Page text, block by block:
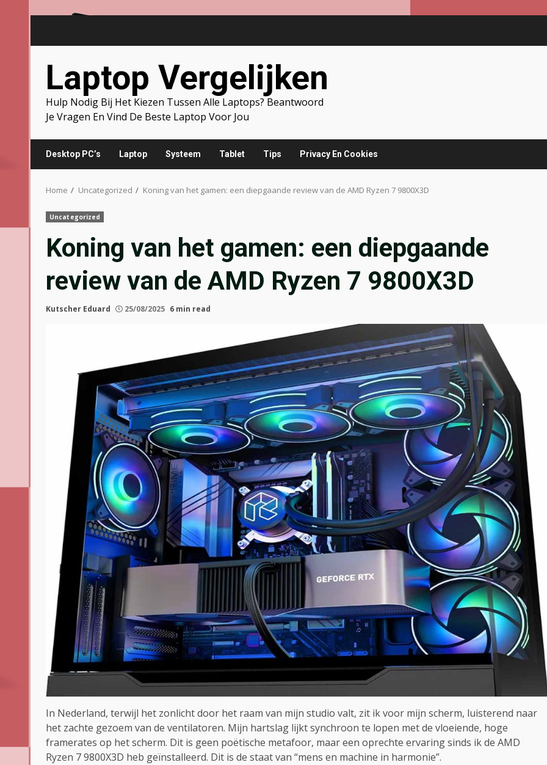
Laptop Vergelijken
Hulp Nodig Bij Het Kiezen Tussen Alle Laptops? Beantwoord
Je Vragen En Vind De Beste Laptop Voor Jou
Desktop PC’s Laptop Systeem Tablet Tips Privacy En Cookies
Home Uncategorized Koning van het gamen: een diepgaande review van de AMD Ryzen 7 9800X3D
Uncategorized
Koning van het gamen: een diepgaande
review van de AMD Ryzen 7 9800X3D
Kutscher Eduard 25/08/2025 6 min read
In Nederland, terwijl het zonlicht door het raam van mijn studio valt, zit ik voor mijn scherm, luisterend naar
het zachte gezoem van de ventilatoren. Mijn hartslag lijkt synchroon te lopen met de vloeiende, hoge
framerates op het scherm. Dit is geen poëtische metafoor, maar een oprechte ervaring sinds ik de AMD
Ryzen 7 9800X3D heb geïnstalleerd. Dit is de staat van “mens en machine in harmonie”.